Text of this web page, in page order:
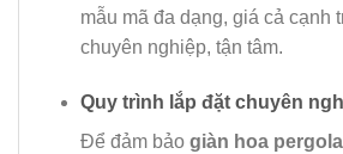
mẫu mã đa dạng, giá cả cạnh
chuyên nghiệp, tận tâm.
Quy trình lắp đặt chuyên
Để đảm bảo giàn hoa pergola